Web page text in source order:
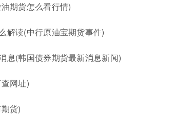
期货怎么看行情)
解读(中行原油宝期货事件)
息(韩国债券期货最新消息新闻)
网址)
货)